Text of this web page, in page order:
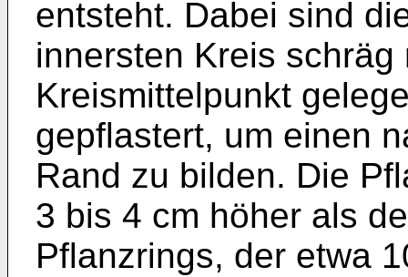
entsteht. Dabei sind
innersten Kreis
Kreismittelpunkt
gepflastert, um einen
Rand zu bilden. Die
3 bis 4 cm höher als
Pflanzrings, der etwa